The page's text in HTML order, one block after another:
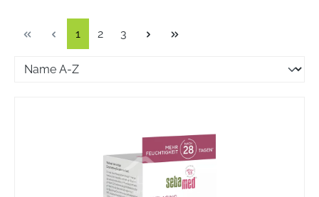
Seite
1 Seite
2 Seite
3